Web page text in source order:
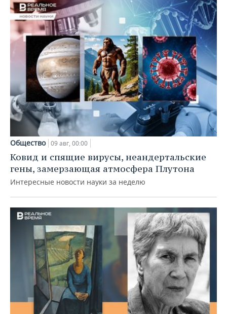
Общество 09 авг, 00:00
Ковид и спящие вирусы, неандертальские
гены, замерзающая атмосфера Плутона
Интересные новости науки за неделю